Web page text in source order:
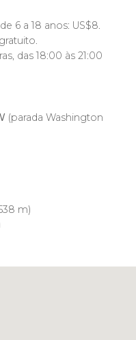
6 a 18 anos: US$8.
das 18:00 às 21:00
(parada Washington
m)